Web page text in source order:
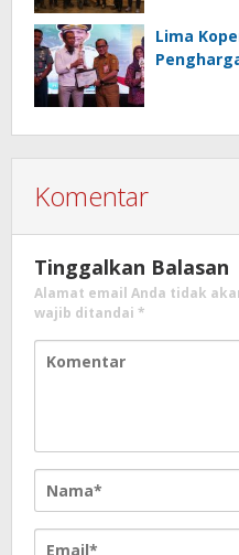
Lima
Komentar
Tinggalkan Balasan
Alamat email Anda tidak
wajib ditandai *